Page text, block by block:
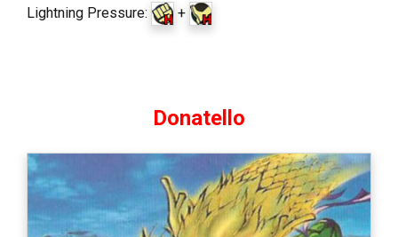
Lightning Pressure: +
Donatello